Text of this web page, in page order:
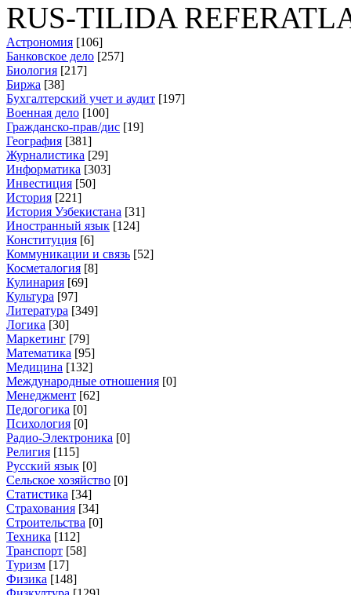
RUS-TILIDA
Астрономия [106]
Банковское дело [257]
Биология [217]
Биржа [38]
Бухгалтерский учет и аудит [197]
Военная дело [100]
Гражданско-прав/дис [19]
География [381]
Журналистика [29]
Информатика [303]
Инвестиция [50]
История [221]
История Узбекистана [31]
Иностранный язык [124]
Конституция [6]
Коммуникации и связь [52]
Косметалогия [8]
Кулинария [69]
Культура [97]
Литература [349]
Логика [30]
Маркетинг [79]
Математика [95]
Медицина [132]
Международные отношения [0]
Менеджмент [62]
Педогогика [0]
Психология [0]
Радио-Электроника [0]
Религия [115]
Русский язык [0]
Сельское хозяйство [0]
Статистика [34]
Страхования [34]
Строительства [0]
Техника [112]
Транспорт [58]
Туризм [17]
Физика [148]